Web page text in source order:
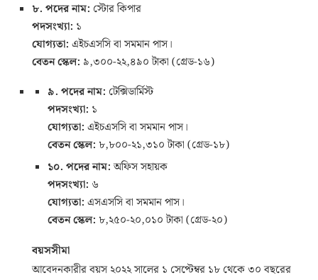
৮. পদের নাম: স্টোর কিপার
পদসংখ্যা: ১
যোগ্যতা: এইচএসসি বা সমমান পাস।
বেতন স্কেল: ৯,৩০০-২২,৪৯০ টাকা (গ্রেড-১৬)
৯. পদের নাম: টেক্সিডার্মিস্ট
পদসংখ্যা: ১
যোগ্যতা: এইচএসসি বা সমমান পাস।
বেতন স্কেল: ৮,৮০০-২১,৩১০ টাকা (গ্রেড-১৮)
১০. পদের নাম: অফিস সহায়ক
পদসংখ্যা: ৬
যোগ্যতা: এসএসসি বা সমমান পাস।
বেতন স্কেল: ৮,২৫০-২০,০১০ টাকা (গ্রেড-২০)
বয়সসীমা
আবেদনকারীর বয়স ২০২২ সালের ১ সেপ্টেম্বর ১৮ থেকে ৩০ বছরের